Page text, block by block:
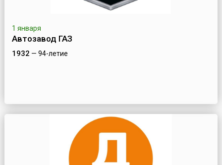
1 января
Автозавод ГАЗ
1932 — 94-летие